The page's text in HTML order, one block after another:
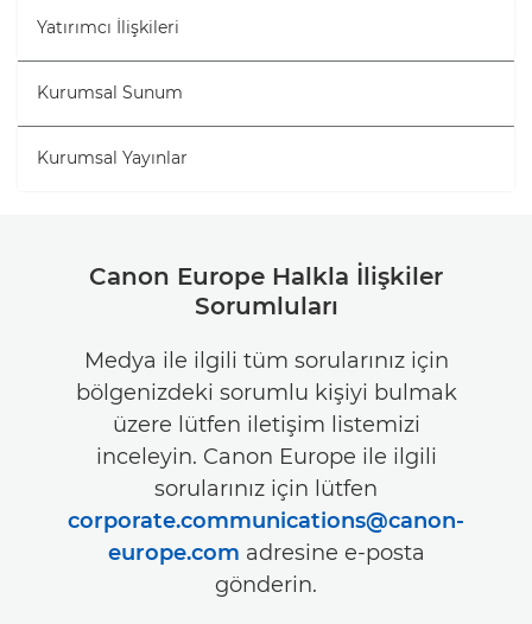
Yatırımcı İlişkileri
Kurumsal Sunum
Kurumsal Yayınlar
Canon Europe Halkla İlişkiler
Sorumluları
Medya ile ilgili tüm sorularınız için
bölgenizdeki sorumlu kişiyi bulmak
üzere lütfen iletişim listemizi
inceleyin. Canon Europe ile ilgili
sorularınız için lütfen
corporate.communications@canon-
europe.com adresine e-posta
gönderin.